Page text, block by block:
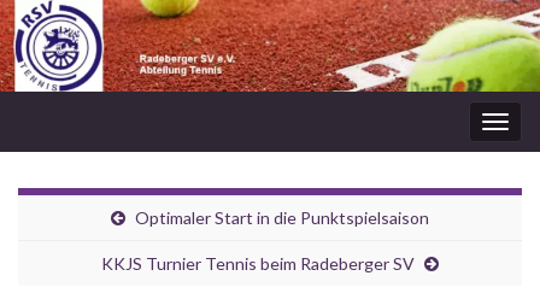
Optimaler Start in die Punktspielsaison
KKJS Turnier Tennis beim Radeberger SV